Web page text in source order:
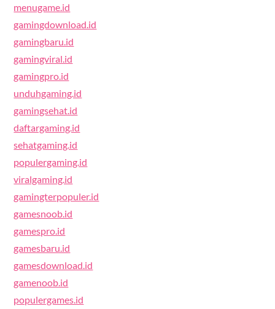
menugame.id
gamingdownload.id
gamingbaru.id
gamingviral.id
gamingpro.id
unduhgaming.id
gamingsehat.id
daftargaming.id
sehatgaming.id
populergaming.id
viralgaming.id
gamingterpopuler.id
gamesnoob.id
gamespro.id
gamesbaru.id
gamesdownload.id
gamenoob.id
populergames.id